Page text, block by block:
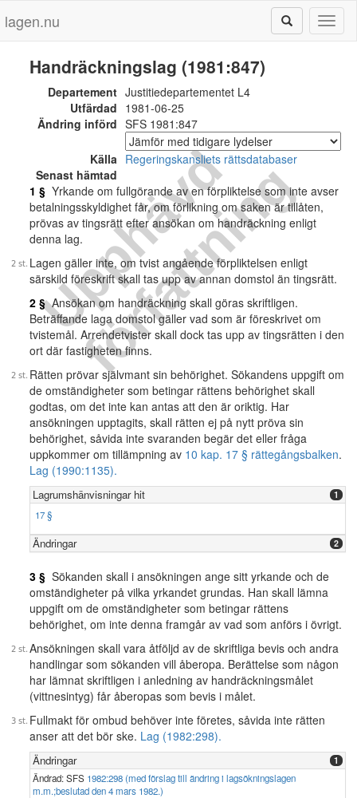
lagen.nu
U
p
p
h
ä
v
d
f
ö
r
f
a
t
t
n
i
n
g
Handräckningslag (1981:847)
Departement Justitiedepartementet L4
Utfärdad 1981-06-25
Ändring införd SFS 1981:847
Källa Regeringskansliets rättsdatabaser
Senast hämtad
1 § Yrkande om fullgörande av en förpliktelse som inte avser
betalningsskyldighet får, om förlikning om saken är tillåten,
prövas av tingsrätt efter ansökan om handräckning enligt
denna lag.
Lagen gäller inte, om tvist angående förpliktelsen enligt
särskild föreskrift skall tas upp av annan domstol än tingsrätt.
2 §Ansökan om handräckning skall göras skriftligen.
Beträffande laga domstol gäller vad som är föreskrivet om
tvistemål. Arrendetvister skall dock tas upp av tingsrätten i den
ort där fastigheten finns.
Rätten prövar självmant sin behörighet. Sökandens uppgift om
de omständigheter som betingar rättens behörighet skall
godtas, om det inte kan antas att den är oriktig. Har
ansökningen upptagits, skall rätten ej på nytt pröva sin
behörighet, såvida inte svaranden begär det eller fråga
uppkommer om tillämpning av 10 kap. 17 § rättegångsbalken.
Lag (1990:1135).
Lagrumshänvisningar hit 1
17 §
Ändringar 2
3 § Sökanden skall i ansökningen ange sitt yrkande och de
omständigheter på vilka yrkandet grundas. Han skall lämna
uppgift om de omständigheter som betingar rättens
behörighet, om inte denna framgår av vad som anförs i övrigt.
Ansökningen skall vara åtföljd av de skriftliga bevis och andra
handlingar som sökanden vill åberopa. Berättelse som någon
har lämnat skriftligen i anledning av handräckningsmålet
(vittnesintyg) får åberopas som bevis i målet.
Fullmakt för ombud behöver inte företes, såvida inte rätten
anser att det bör ske. Lag (1982:298).
Ändringar 1
Ändrad: SFS 1982:298 (med förslag till ändring i lagsökningslagen
m.m.;beslutad den 4 mars 1982.)